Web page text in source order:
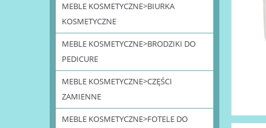
MEBLE KOSMETYCZNE>BIURKA
KOSMETYCZNE
MEBLE KOSMETYCZNE>BRODZIKI DO
PEDICURE
MEBLE KOSMETYCZNE>CZĘŚCI
ZAMIENNE
MEBLE KOSMETYCZNE>FOTELE DO